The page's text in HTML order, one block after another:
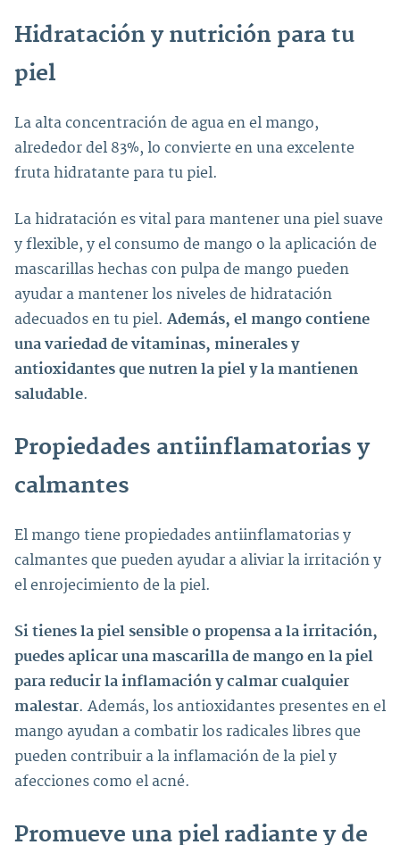
Hidratación y nutrición para tu
piel
La alta concentración de agua en el mango,
alrededor del 83%, lo convierte en una excelente
fruta hidratante para tu piel.
La hidratación es vital para mantener una piel suave
y flexible, y el consumo de mango o la aplicación de
mascarillas hechas con pulpa de mango pueden
ayudar a mantener los niveles de hidratación
adecuados en tu piel. Además, el mango contiene
una variedad de vitaminas, minerales y
antioxidantes que nutren la piel y la mantienen
saludable.
Propiedades antiinflamatorias y
calmantes
El mango tiene propiedades antiinflamatorias y
calmantes que pueden ayudar a aliviar la irritación y
el enrojecimiento de la piel.
Si tienes la piel sensible o propensa a la irritación,
puedes aplicar una mascarilla de mango en la piel
para reducir la inflamación y calmar cualquier
malestar. Además, los antioxidantes presentes en el
mango ayudan a combatir los radicales libres que
pueden contribuir a la inflamación de la piel y
afecciones como el acné.
Promueve una piel radiante y de